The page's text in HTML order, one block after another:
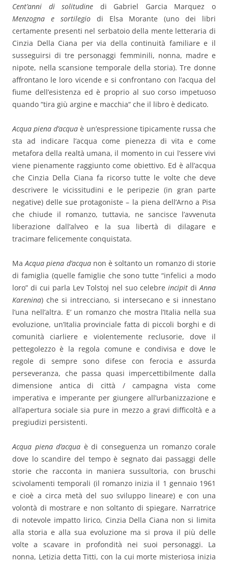
Cent’anni di solitudine di Gabriel Garcia Marquez o
Menzogna e sortilegiodi Elsa Morante (uno dei libri
certamente presenti nel serbatoio della mente letteraria di
Cinzia Della Ciana per via della continuità familiare e il
susseguirsi di tre personaggi femminili, nonna, madre e
nipote, nella scansione temporale della storia). Tre donne
affrontano le loro vicende e si confrontano con l’acqua del
fiume dell’esistenza ed è proprio al suo corso impetuoso
quando “tira giù argine e macchia“ che il libro è dedicato.
Acqua piena d’acquaè un’espressione tipicamente russa che
sta ad indicare l’acqua come pienezza di vita e come
metafora della realtà umana, il momento in cui l’essere vivi
viene pienamente raggiunto come obiettivo. Ed è all’acqua
che Cinzia Della Ciana fa ricorso tutte le volte che deve
descrivere le vicissitudini e le peripezie (in gran parte
negative) delle sue protagoniste – la piena dell’Arno a Pisa
che chiude il romanzo, tuttavia, ne sancisce l’avvenuta
liberazione dall’alveo e la sua libertà di dilagare e
tracimare felicemente conquistata.
MaAcqua piena d’acquanon è soltanto un romanzo di storie
di famiglia (quelle famiglie che sono tutte “infelici a modo
loro” di cui parla Lev Tolstoj nel suo celebre incipit diAnna
Karenina) che si intrecciano, si intersecano e si innestano
l’una nell’altra. E’ un romanzo che mostra l’Italia nella sua
evoluzione, un’Italia provinciale fatta di piccoli borghi e di
comunità ciarliere e violentemente reclusorie, dove il
pettegolezzo è la regola comune e condivisa e dove le
regole di sempre sono difese con ferocia e assurda
perseveranza, che passa quasi impercettibilmente dalla
dimensione antica di città / campagna vista come
imperativa e imperante per giungere all’urbanizzazione e
all’apertura sociale sia pure in mezzo a gravi difficoltà e a
pregiudizi persistenti.
Acqua piena d’acqua è di conseguenza un romanzo corale
dove lo scandire del tempo è segnato dai passaggi delle
storie che racconta in maniera sussultoria, con bruschi
scivolamenti temporali (il romanzo inizia il 1 gennaio 1961
e cioè a circa metà del suo sviluppo lineare) e con una
volontà di mostrare e non soltanto di spiegare. Narratrice
di notevole impatto lirico, Cinzia Della Ciana non si limita
alla storia e alla sua evoluzione ma si prova il più delle
volte a scavare in profondità nei suoi personaggi. La
nonna, Letizia detta Titti, con la cui morte misteriosa inizia